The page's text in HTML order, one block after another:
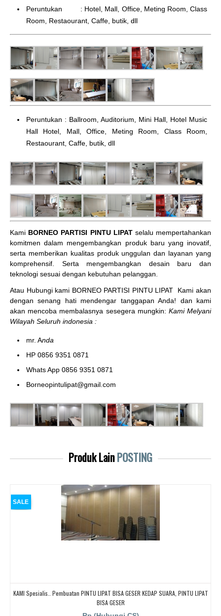
Peruntukan : Hotel, Mall, Office, Meting Room, Class
Room, Restaourant, Caffe, butik, dll
Peruntukan : Ballroom, Auditorium, Mini Hall, Hotel Music
Hall Hotel, Mall, Office, Meting Room, Class Room,
Restaourant, Caffe, butik, dll
Kami BORNEO PARTISI PINTU LIPATselalu mempertahankan
komitmen dalam mengembangkan produk baru yang inovatif,
serta memberikan kualitas produk unggulan dan layanan yang
komprehensif. Serta mengembangkan desain baru dan
teknologi sesuai dengan kebutuhan pelanggan.
Atau Hubungi kami BORNEO PARTISI PINTU LIPAT
Kami akan
dengan senang hati mendengar tanggapan Anda! dan kami
akan mencoba membalasnya sesegera mungkin: Kami Melyani
Wilayah Seluruh indonesia :
mr. Anda
HP 0856 9351 0871
Whats App 0856 9351 0871
Borneopintulipat@gmail.com
Produk LainPOSTING
SALE
KAMI Spesialis.. Pembuatan PINTU LIPAT BISA GESER KEDAP SUARA, PINTU LIPAT
BISA GESER